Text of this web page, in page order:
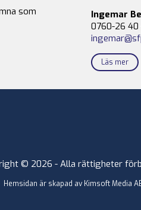
som
Ingemar
0760-26 40
Läs mer
© 2026 - Alla rättigheter
Hemsidan är skapad av Kimsoft Media